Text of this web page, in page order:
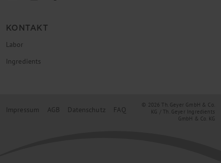
KONTAKT
Labor
Ingredients
Impressum AGB Datenschutz FAQ
© 2026 Th. Geyer GmbH & Co.
KG / Th. Geyer Ingredients
GmbH & Co. KG